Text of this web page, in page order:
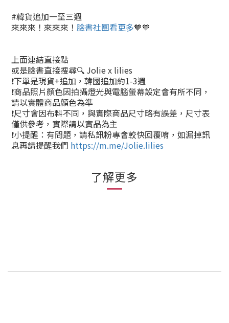
#韓貨追加一至三週
來來來！來來來！ 臉書社團看更多🧡🧡
上面連結直接點
或是臉書直接搜尋🔍 Jolie x lilies
❗下單是現貨+追加，韓國追加約1-3週
❗商品照片顏色因拍攝燈光與電腦螢幕設定會有所不同，
請以實體商品顏色為準
❗尺寸會因布料不同，與實際商品尺寸略有誤差，尺寸表
僅供參考，實際請以實品為主
❗小提醒：有問題，請私訊粉專會較快回覆唷，如漏掉訊
息再請提醒我們 https://m.me/Jolie.lilies
了解更多